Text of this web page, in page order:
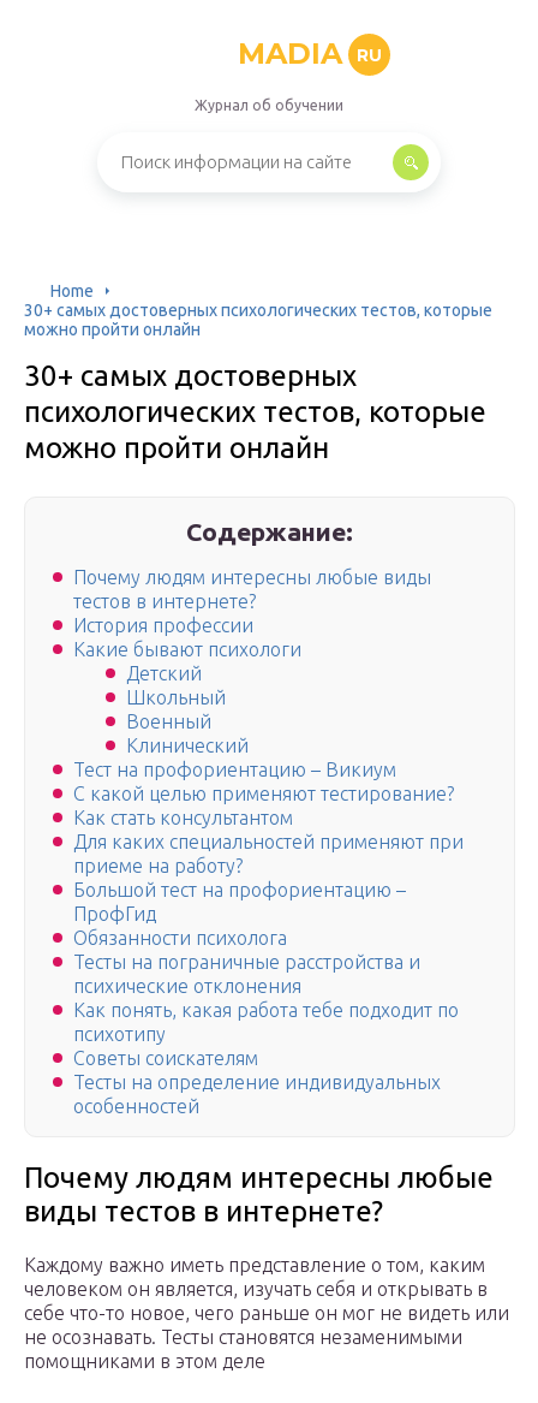
MADIA RU
Журнал об обучении
Home
30+ самых достоверных психологических тестов, которые
можно пройти онлайн
30+ самых достоверных
психологических тестов, которые
можно пройти онлайн
Содержание:
Почему людям интересны любые виды
тестов в интернете?
История профессии
Какие бывают психологи
Детский
Школьный
Военный
Клинический
Тест на профориентацию – Викиум
С какой целью применяют тестирование?
Как стать консультантом
Для каких специальностей применяют при
приеме на работу?
Большой тест на профориентацию –
ПрофГид
Обязанности психолога
Тесты на пограничные расстройства и
психические отклонения
Как понять, какая работа тебе подходит по
психотипу
Советы соискателям
Тесты на определение индивидуальных
особенностей
Почему людям интересны любые
виды тестов в интернете?
Каждому важно иметь представление о том, каким
человеком он является, изучать себя и открывать в
себе что-то новое, чего раньше он мог не видеть или
не осознавать. Тесты становятся незаменимыми
помощниками в этом деле